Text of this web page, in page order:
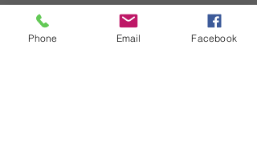
Phone Email Facebook